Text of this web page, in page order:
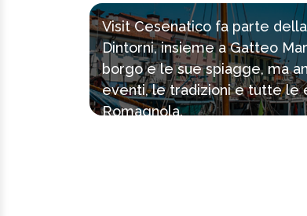
Visit Cesenatico fa parte
Dintorni, insieme a Gatteo
borgo e le sue spiagge, ma
eventi, le tradizioni e tutte le
Romagnola.